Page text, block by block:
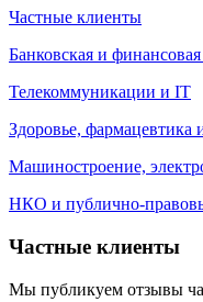
Частные клиенты
Банковская и финансовая
Телекоммуникации и IT
Здоровье, фармацевтика
Машиностроение,
НКО и публично-
Частные клиенты
Мы публикуем отзывы